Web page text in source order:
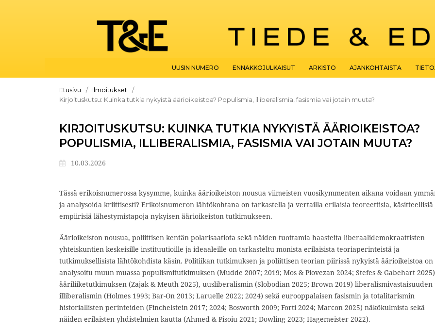
UUSIN NUMERO ENNAKKOJULKAISUT ARKISTO AJANKOHTAISTA
Etusivu / Ilmoitukset
/
Kirjoituskutsu: Kuinka tutkia nykyistä äärioikeistoa? Populismia, illiberalismia, fasismia vai jotain muuta?
KIRJOITUSKUTSU: KUINKA TUTKIA NYKYISTÄ ÄÄRIOIKEISTOA?
POPULISMIA, ILLIBERALISMIA, FASISMIA VAI JOTAIN MUUTA?
10.03.2026
Tässä erikoisnumerossa kysymme, kuinka äärioikeiston nousua viimeisten vuosikymmenten aikana voidaan
ja analysoida kriittisesti? Erikoisnumeron lähtökohtana on tarkastella ja vertailla erilaisia teoreettisia, käsitteellisiä
empiirisiä lähestymistapoja nykyisen äärioikeiston tutkimukseen.
Äärioikeiston nousua, poliittisen kentän polarisaatiota sekä näiden tuottamia haasteita liberaalidemokraattisten
yhteiskuntien keskeisille instituutioille ja ideaaleille on tarkasteltu monista erilaisista teoriaperinteistä ja
tutkimuksellisista lähtökohdista käsin. Politiikan tutkimuksen ja poliittisen teorian piirissä nykyistä äärioikeistoa on
analysoitu muun muassa populismitutkimuksen (Mudde 2007; 2019; Mos & Piovezan 2024; Stefes & Gabehart
ääriliiketutkimuksen (Zajak & Meuth 2025), uusliberalismin (Slobodian 2025; Brown 2019) liberalismivastaisuuden
illiberalismin (Holmes 1993; Bar-On 2013; Laruelle 2022; 2024) sekä eurooppalaisen fasismin ja totalitarismin
historiallisten perinteiden (Finchelstein 2017; 2024; Bosworth 2009; Forti 2024; Marcon 2025) näkökulmista sekä
näiden erilaisten yhdistelmien kautta (Ahmed & Pisoiu 2021; Dowling 2023; Hagemeister 2022).